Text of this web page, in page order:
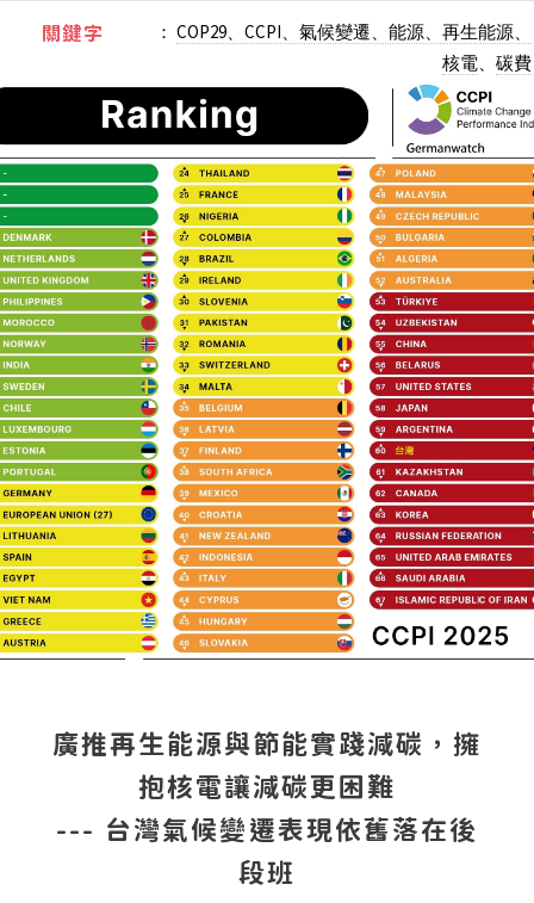
關鍵字 ： COP29、CCPI、氣候變遷、能源、再生能源、
核電、 碳費
廣推再生能源與節能實踐減碳，擁
抱核電讓減碳更困難
--- 台灣氣候變遷表現依舊落在後
段班